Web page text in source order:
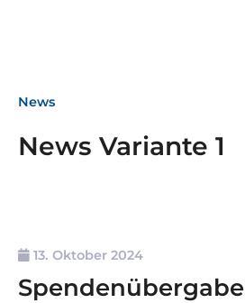
News
News Variante 1
13. Oktober 2024
Spendenübergabe